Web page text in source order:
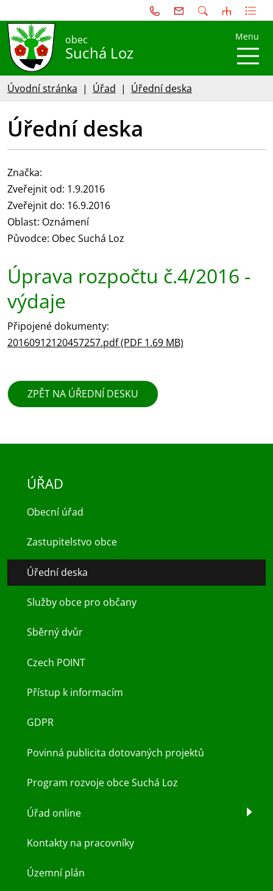
obec
Suchá Loz
Menu
Úvodní stránka Úřad Úřední deska
Úřední deska
Značka:
Zveřejnit od: 1.9.2016
Zveřejnit do: 16.9.2016
Oblast: Oznámení
Původce: Obec Suchá Loz
Úprava rozpočtu č.4/2016 -
výdaje
Připojené dokumenty:
20160912120457257.pdf (PDF 1.69 MB)
ZPĚT NA ÚŘEDNÍ DESKU
ÚŘAD
Obecní úřad
Zastupitelstvo obce
Úřední deska
Služby obce pro občany
Sběrný dvůr
Czech POINT
Přístup k informacím
GDPR
Povinná publicita dotovaných projektů
Program rozvoje obce Suchá Loz
Úřad online
Kontakty na pracovníky
Územní plán